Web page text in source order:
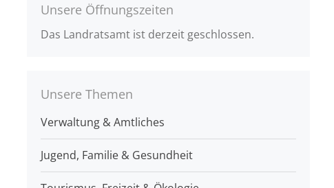
Unsere Öffnungszeiten
Das Landratsamt ist derzeit geschlossen.
Unsere Themen
Verwaltung & Amtliches
Jugend, Familie & Gesundheit